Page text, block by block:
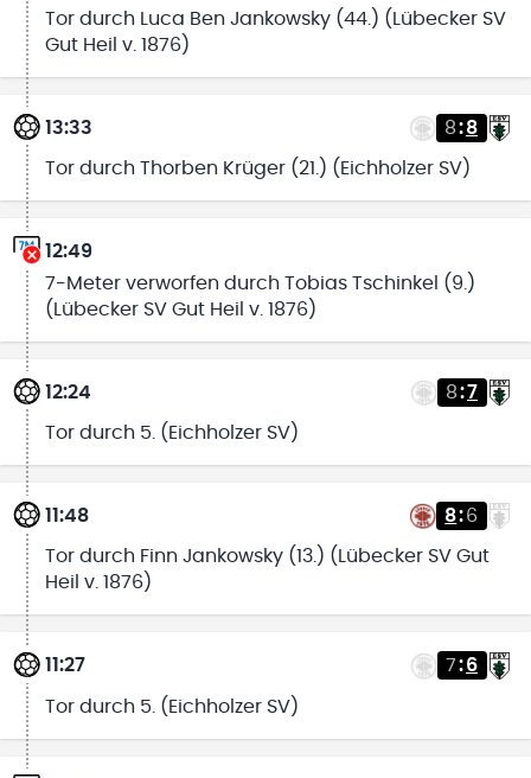
Tor durch Luca Ben Jankowsky (44.) (Lübecker SV
Gut Heil v. 1876)
13:33 8:8
Tor durch Thorben Krüger (21.) (Eichholzer SV)
12:49
7-Meter verworfen durch Tobias Tschinkel (9.)
(Lübecker SV Gut Heil v. 1876)
12:24 8:7
Tor durch 5. (Eichholzer SV)
11:48 8:6
Tor durch Finn Jankowsky (13.) (Lübecker SV Gut
Heil v. 1876)
11:27 7:6
Tor durch 5. (Eichholzer SV)